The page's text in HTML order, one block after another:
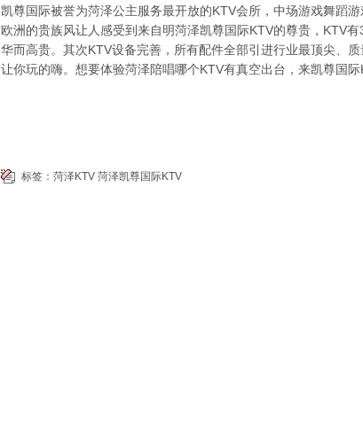
凯尊国际被誉为菏泽公主服务最开放的KTV会所，中场游戏舞蹈
欧洲的贵族风让人感受到来自明菏泽凯尊国际KTV的尊贵，KTV
华而高贵。其次KTV设备完善，所有配件全部引进行业最顶尖、
让你玩的嗨。想要体验菏泽陪唱哪个KTV有真空出台，来凯尊国际
标签： 菏泽KTV 菏泽凯尊国际KTV